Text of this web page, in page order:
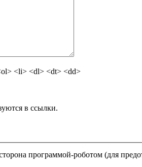
<li> <dl> <dt> <dd>
в ссылки.
программой-роботом (для